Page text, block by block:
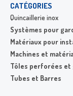
CATÉGORIES
Quincaillerie inox
Systèmes pour
Matériaux pour
Machines et
Tôles perforées et
Tubes et Barres